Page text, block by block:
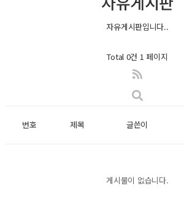
자유게시판입니다..
Total 0건 1 페이지
번호 제목 글쓴이
게시물이 없습니다.